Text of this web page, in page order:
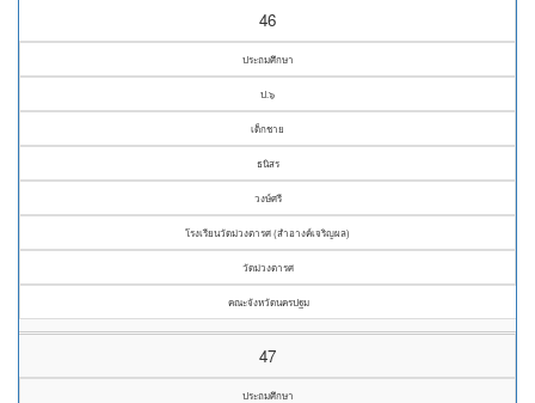
46
ประถมศึกษา
ป.๖
เด็กชาย
ธนิสร
วงษ์ศรี
โรงเรียนวัดม่วงตารศ (สำอางค์เจริญผล)
วัดม่วงตารศ
คณะจังหวัดนครปฐม
47
ประถมศึกษา